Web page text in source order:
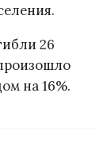
26
на 16%.